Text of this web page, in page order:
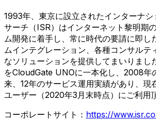
1993年、東京に設立されたインターナシ
サーチ（ISR）はインターネット黎明期
ム開発に着手し、常に時代の要請に即し
ムインテグレーション、各種コンサルテ
なソリューションを提供してまいりまし
をCloudGate UNOに一本化し、2008年
来、12年のサービス運用実績があり、
ユーザー（2020年3月末時点）にご利用
コーポレートサイト： https://